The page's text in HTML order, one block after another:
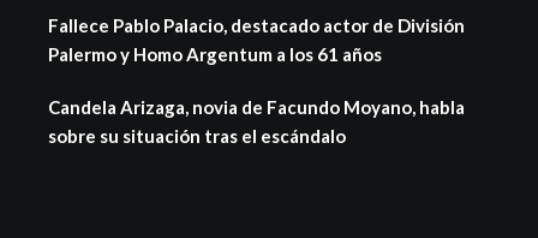
Fallece Pablo Palacio, destacado actor de División
Palermo y Homo Argentum a los 61 años
Candela Arizaga, novia de Facundo Moyano, habla
sobre su situación tras el escándalo